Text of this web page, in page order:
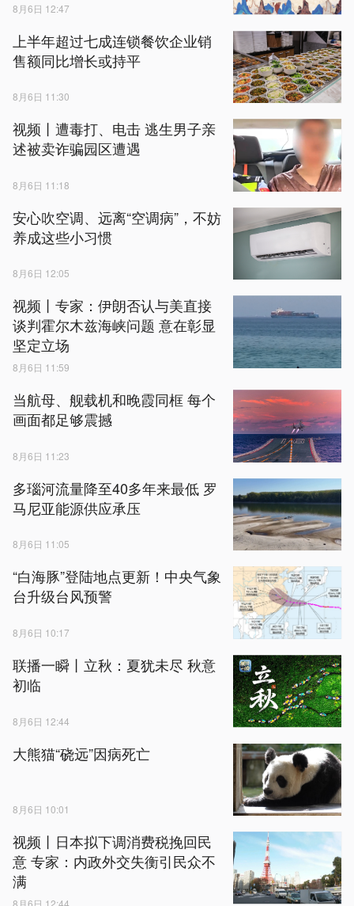
8月6日 12:47
上半年超过七成连锁餐饮企业销
售额同比增长或持平
8月6日 11:30
视频丨遭毒打、电击 逃生男子亲
述被卖诈骗园区遭遇
8月6日 11:18
安心吹空调、远离“空调病”，不妨
养成这些小习惯
8月6日 12:05
视频丨专家：伊朗否认与美直接
谈判霍尔木兹海峡问题 意在彰显
坚定立场
8月6日 11:59
当航母、舰载机和晚霞同框 每个
画面都足够震撼
8月6日 11:23
多瑙河流量降至40多年来最低 罗
马尼亚能源供应承压
8月6日 11:05
“白海豚”登陆地点更新！中央气象
台升级台风预警
8月6日 10:17
联播一瞬丨立秋：夏犹未尽 秋意
初临
8月6日 12:44
大熊猫“硗远”因病死亡
8月6日 10:01
视频丨日本拟下调消费税挽回民
意 专家：内政外交失衡引民众不
满
8月6日 12:44